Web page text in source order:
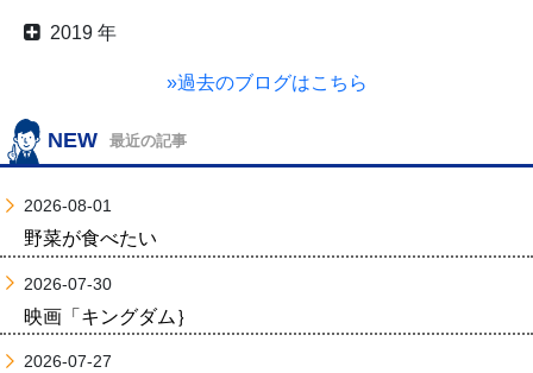
2019 年
»過去のブログはこちら
NEW 最近の記事
2026-08-01
野菜が食べたい
2026-07-30
映画「キングダム｝
2026-07-27